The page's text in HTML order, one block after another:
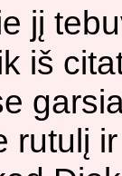
jį
iš
rutulį